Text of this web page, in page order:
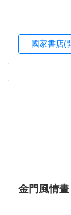
國家書店(
金門風情畫